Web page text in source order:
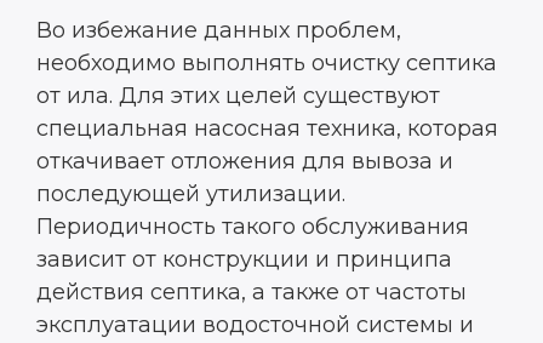
Во избежание данных проблем,
необходимо выполнять очистку септика
от ила. Для этих целей существуют
специальная насосная техника, которая
откачивает отложения для вывоза и
последующей утилизации.
Периодичность такого обслуживания
зависит от конструкции и принципа
действия септика, а также от частоты
эксплуатации водосточной системы и